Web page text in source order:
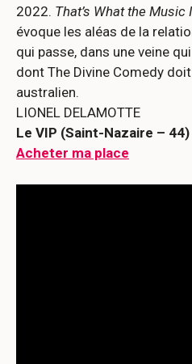
2022. That’s What the Music
évoque les aléas de la
qui passe, dans une veine
dont The Divine Comedy
australien.
LIONEL DELAMOTTE
Le VIP (Saint-Nazaire –
Acheter ma place